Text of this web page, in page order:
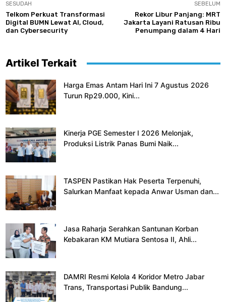
SESUDAH
Telkom Perkuat Transformasi
Digital BUMN Lewat AI, Cloud,
dan Cybersecurity
SEBELUM
Rekor Libur Panjang: MRT
Jakarta Layani Ratusan Ribu
Penumpang dalam 4 Hari
Artikel Terkait
Harga Emas Antam Hari Ini 7 Agustus 2026
Turun Rp29.000, Kini...
Kinerja PGE Semester I 2026 Melonjak,
Produksi Listrik Panas Bumi Naik...
TASPEN Pastikan Hak Peserta Terpenuhi,
Salurkan Manfaat kepada Anwar Usman dan...
Jasa Raharja Serahkan Santunan Korban
Kebakaran KM Mutiara Sentosa II, Ahli...
DAMRI Resmi Kelola 4 Koridor Metro Jabar
Trans, Transportasi Publik Bandung...